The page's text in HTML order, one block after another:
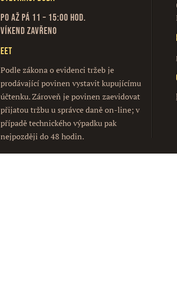
Po až Pá 11 – 15:00 hod.
Víkend zavřeno
EET
Podle zákona o evidenci tržeb je
prodávající povinen vystavit kupujícímu
účtenku. Zároveň je povinen zaevidovat
přijatou tržbu u správce daně on-line; v
případě technického výpadku pak
nejpozději do 48 hodin.